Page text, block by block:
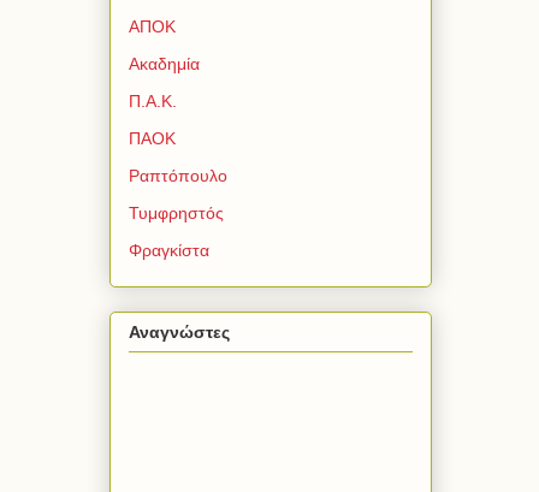
ΑΠΟΚ
Ακαδημία
Π.Α.Κ.
ΠΑΟΚ
Ραπτόπουλο
Τυμφρηστός
Φραγκίστα
Αναγνώστες